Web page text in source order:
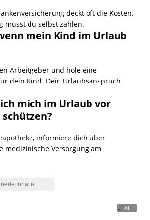
deckt oft die Kosten.
musst du selbst zahlen.
mein Kind im Urlaub
Arbeitgeber und hole eine
dein Kind. Dein Urlaubsanspruch
mich im Urlaub vor
informiere dich über
medizinische Versorgung am